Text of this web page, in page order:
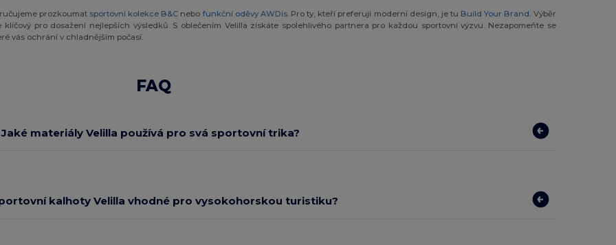
prozkoumat sportovní kolekce B&C nebo funkční oděvy AWDis. Pro ty, kteří preferují moderní design, je tu Build Your Brand. Výběr
pro dosažení nejlepších výsledků. S oblečením Velilla získáte spolehlivého partnera pro každou sportovní výzvu. Nezapomeňte se
vás ochrání v chladnějším počasí.
FAQ
Jaké materiály Velilla používá pro svá sportovní trika?
kalhoty Velilla vhodné pro vysokohorskou turistiku?